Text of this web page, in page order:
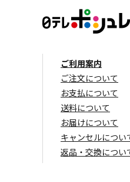
ご利用案内
ご注文について
お支払について
送料について
お届けについて
キャンセルについ
返品・交換につい